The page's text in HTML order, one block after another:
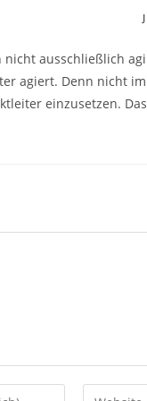
ausschließlich
agiert. Denn nicht
einzusetzen.
Gib